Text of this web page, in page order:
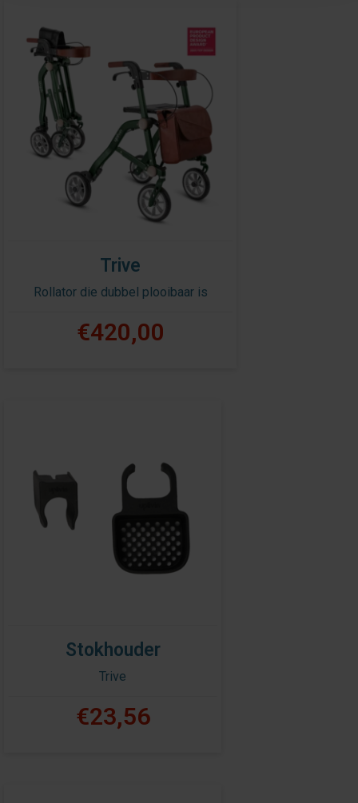
Trive
Rollator die dubbel plooibaar is
€420,00
Stokhouder
Trive
€23,56